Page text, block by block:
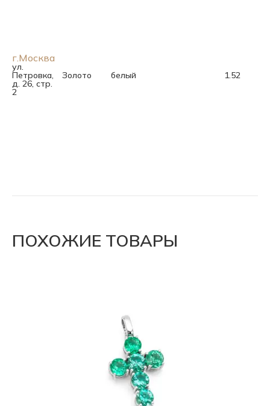
г.Москва
ул.
Петровка,
д. 26, стр.
2
Золото белый 1.52
ПОХОЖИЕ ТОВАРЫ